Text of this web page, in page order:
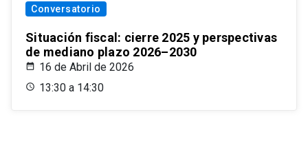
Conversatorio
Situación fiscal: cierre 2025 y perspectivas
de mediano plazo 2026–2030
16 de Abril de 2026
13:30 a 14:30